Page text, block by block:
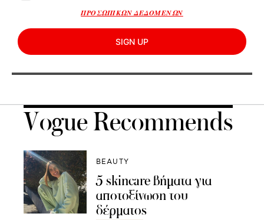
ΠΡΟΣΩΠΙΚΩΝ ΔΕΔΟΜΕΝΩΝ
SIGN UP
Vogue Recommends
BEAUTY
5 skincare βήματα για
αποτοξίνωση του
δέρματος